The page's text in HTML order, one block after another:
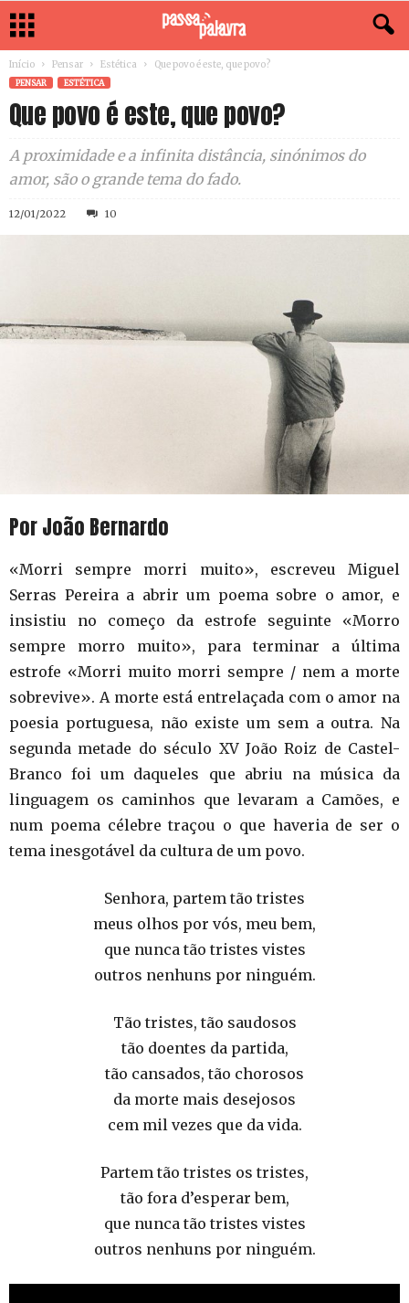
Início Pensar Estética Que povo é este, que povo?
PENSAR ESTÉTICA
Que povo é este, que povo?
A proximidade e a infinita distância, sinónimos do
amor, são o grande tema do fado.
12/01/2022 10
Por João Bernardo
«Morri sempre morri muito», escreveu Miguel
Serras Pereira a abrir um poema sobre o amor, e
insistiu no começo da estrofe seguinte «Morro
sempre morro muito», para terminar a última
estrofe «Morri muito morri sempre / nem a morte
sobrevive». A morte está entrelaçada com o amor na
poesia portuguesa, não existe um sem a outra. Na
segunda metade do século XV João Roiz de Castel-
Branco foi um daqueles que abriu na música da
linguagem os caminhos que levaram a Camões, e
num poema célebre traçou o que haveria de ser o
tema inesgotável da cultura de um povo.
Senhora, partem tão tristes
meus olhos por vós, meu bem,
que nunca tão tristes vistes
outros nenhuns por ninguém.
Tão tristes, tão saudosos
tão doentes da partida,
tão cansados, tão chorosos
da morte mais desejosos
cem mil vezes que da vida.
Partem tão tristes os tristes,
tão fora d’esperar bem,
que nunca tão tristes vistes
outros nenhuns por ninguém.